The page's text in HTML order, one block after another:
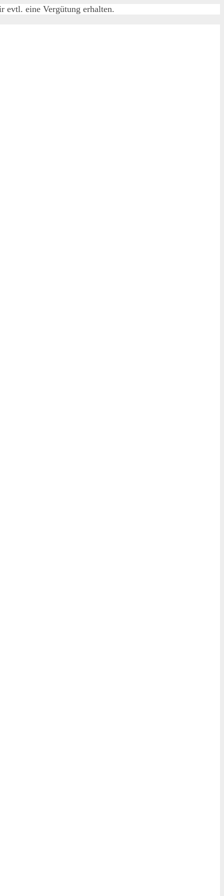
evtl. eine Vergütung erhalten.